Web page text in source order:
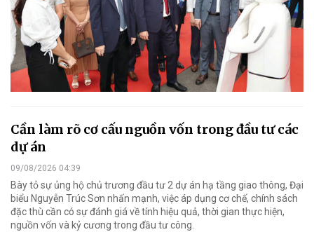
Cần làm rõ cơ cấu nguồn vốn trong đầu tư các
dự án
09/08/2026 04:39
Bày tỏ sự ủng hộ chủ trương đầu tư 2 dự án hạ tầng giao thông, Đại
biểu Nguyễn Trúc Sơn nhấn mạnh, việc áp dụng cơ chế, chính sách
đặc thù cần có sự đánh giá về tính hiệu quả, thời gian thực hiện,
nguồn vốn và kỷ cương trong đầu tư công.